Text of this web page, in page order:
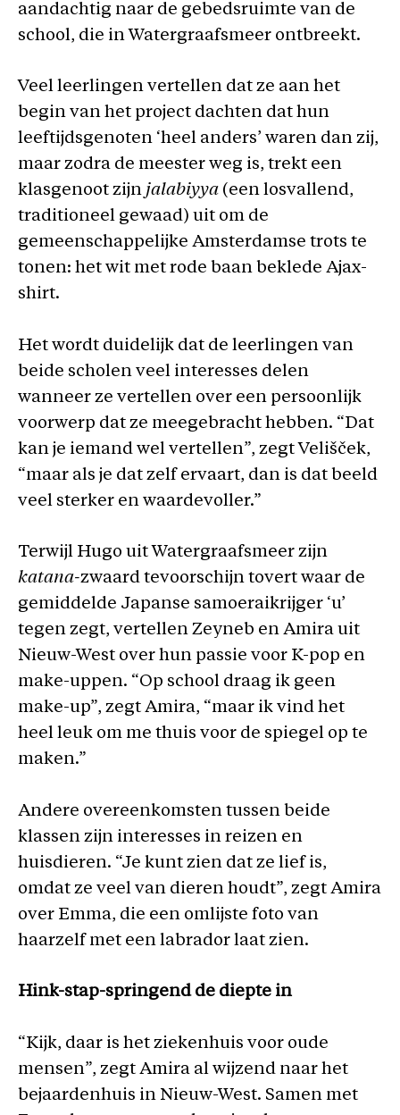
aandachtig naar de gebedsruimte van de
school, die in Watergraafsmeer ontbreekt.
Veel leerlingen vertellen dat ze aan het
begin van het project dachten dat hun
leeftijdsgenoten ‘heel anders’ waren dan zij,
maar zodra de meester weg is, trekt een
klasgenoot zijn jalabiyya (een losvallend,
traditioneel gewaad) uit om de
gemeenschappelijke Amsterdamse trots te
tonen: het wit met rode baan beklede Ajax-
shirt.
Het wordt duidelijk dat de leerlingen van
beide scholen veel interesses delen
wanneer ze vertellen over een persoonlijk
voorwerp dat ze meegebracht hebben. “Dat
kan je iemand wel vertellen”, zegt Velišček,
“maar als je dat zelf ervaart, dan is dat beeld
veel sterker en waardevoller.”
Terwijl Hugo uit Watergraafsmeer zijn
katana-zwaard tevoorschijn tovert waar de
gemiddelde Japanse samoeraikrijger ‘u’
tegen zegt, vertellen Zeyneb en Amira uit
Nieuw-West over hun passie voor K-pop en
make-uppen. “Op school draag ik geen
make-up”, zegt Amira, “maar ik vind het
heel leuk om me thuis voor de spiegel op te
maken.”
Andere overeenkomsten tussen beide
klassen zijn interesses in reizen en
huisdieren. “Je kunt zien dat ze lief is,
omdat ze veel van dieren houdt”, zegt Amira
over Emma, die een omlijste foto van
haarzelf met een labrador laat zien.
Hink-stap-springend de diepte in
“Kijk, daar is het ziekenhuis voor oude
mensen”, zegt Amira al wijzend naar het
bejaardenhuis in Nieuw-West. Samen met